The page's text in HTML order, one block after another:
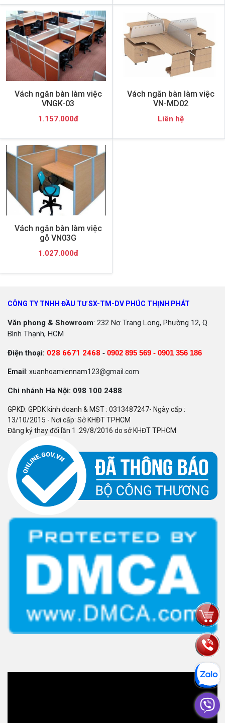
Vách ngăn bàn làm việc
VNGK-03
1.157.000đ
Vách ngăn bàn làm việc
VN-MD02
Liên hệ
Vách ngăn bàn làm việc
gỗ VN03G
1.027.000đ
CÔNG TY TNHH ĐẦU TƯ SX-TM-DV PHÚC THỊNH PHÁT
Văn phong & Showroom: 232 Nơ Trang Long, Phường 12, Q.
Bình Thạnh, HCM
Điện thoại: 028 6671 2468 - 0902 895 569 - 0901 356 186
Email : xuanhoamiennam123@gmail.com
Chi nhánh Hà Nội: 098 100 2488
GPKD: GPDK kinh doanh & MST : 0313487247- Ngày cấp :
13/10/2015 - Nơi cấp: Sở KHĐT TPHCM
Đăng ký thay đổi lần 1 :29/8/2016 do sở KHĐT TPHCM